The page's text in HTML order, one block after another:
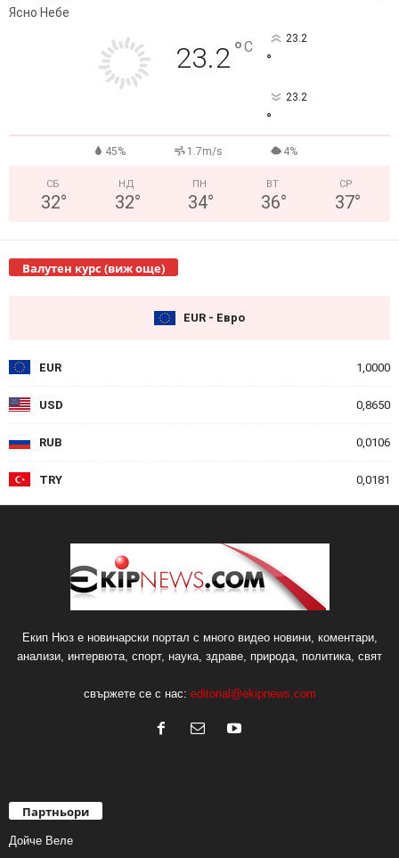
Ясно Небе
23.2°C 23.2
°
23.2
°
45% 1.7m/s 4%
СБ
32°
НД
32°
ПН
34°
ВТ
36°
СР
37°
Валутен курс (виж още)
EUR - Евро
EUR 1,0000
USD 0,8650
RUB 0,0106
TRY 0,0181
Екип Нюз е новинарски портал с много видео новини, коментари,
анализи, интервюта, спорт, наука, здраве, природа, политика, свят
свържете се с нас: editorial@ekipnews.com
Партньори
Дойче Веле